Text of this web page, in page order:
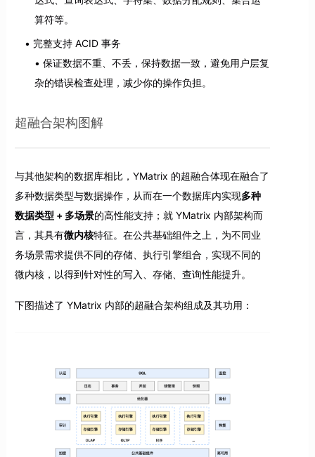
算符等。
完整支持 ACID 事务
保证数据不重、不丢，保持数据一致，避免用户层复
杂的错误检查处理，减少你的操作负担。
超融合架构图解
与其他架构的数据库相比，YMatrix 的超融合体现在融合了
多种数据类型与数据操作，从而在一个数据库内实现多种
数据类型 + 多场景的高性能支持；就 YMatrix 内部架构而
言，其具有微内核特征。在公共基础组件之上，为不同业
务场景需求提供不同的存储、执行引擎组合，实现不同的
微内核，以得到针对性的写入、存储、查询性能提升。
下图描述了 YMatrix 内部的超融合架构组成及其功用：